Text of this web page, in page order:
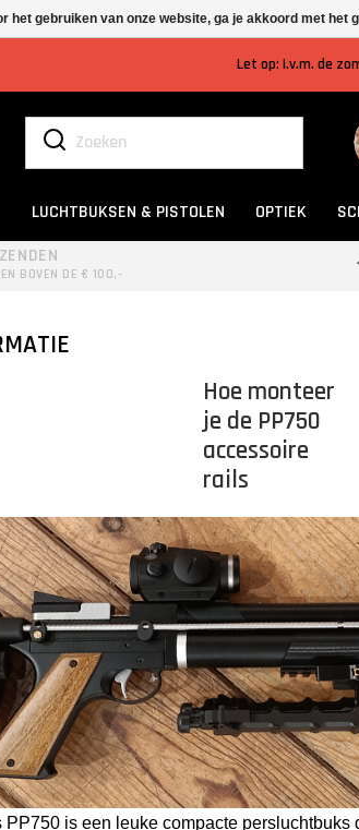
Let op: I.v.m. de
LUCHTBUKSEN & PISTOLEN OPTIEK
BOVEN DE € 100,-
Hoe monteer
je de PP750
accessoire
rails
PP750 is een leuke compacte persluchtbuks
het gebruiken van onze website, ga je akkoord met